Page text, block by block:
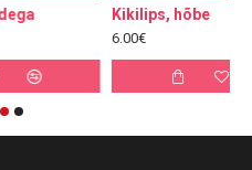
Kikilips, hõbe